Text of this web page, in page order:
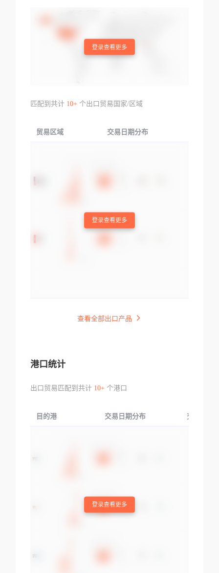
登录查看更多
匹配到共计 10+个出口贸易国家/区域
贸易区域 交易日期分布
登录查看更多
查看全部出口产品
港口统计
出口贸易匹配到共计 10+个港口
目的港 交易日期分布 交易产品
登录查看更多